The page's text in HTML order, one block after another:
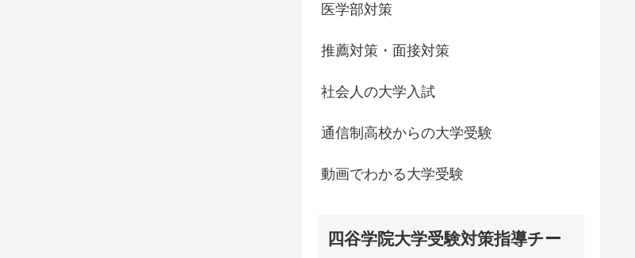
医学部対策
推薦対策・面接対策
社会人の大学入試
通信制高校からの大学受験
動画でわかる大学受験
四谷学院大学受験対策指導チー